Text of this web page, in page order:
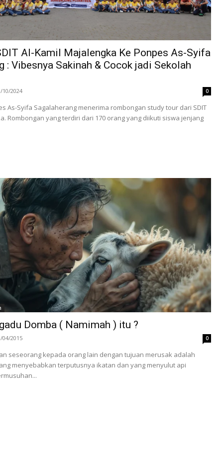
Al-Kamil Majalengka Ke Ponpes As-Syifa
: Vibesnya Sakinah & Cocok jadi Sekolah
10/2024 0
As-Syifa Sagalaherang menerima rombongan study tour dari SDIT
Rombongan yang terdiri dari 170 orang yang diikuti siswa jenjang
Domba ( Namimah ) itu ?
04/2015 0
seseorang kepada orang lain dengan tujuan merusak adalah
menyebabkan terputusnya ikatan dan yang menyulut api